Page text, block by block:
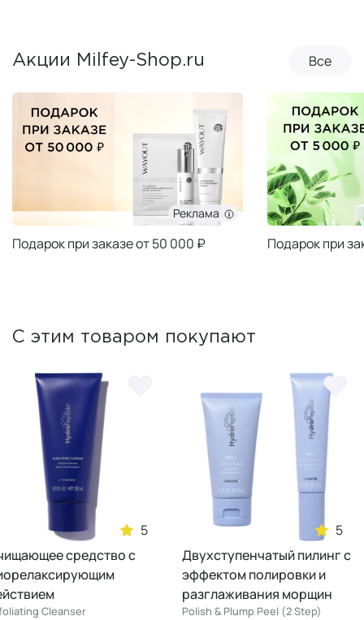
Акции Milfey-Shop.ru Все
Реклама
Подарок при заказе от 50 000 ₽ Подарок при
С этим товаром покупают
Очищающее средство с
миорелаксирующим
действием
Exfoliating Cleanser
Двухступенчатый
эффектом полировки и
разглаживания морщин
Polish & Plump Peel (2 Step)